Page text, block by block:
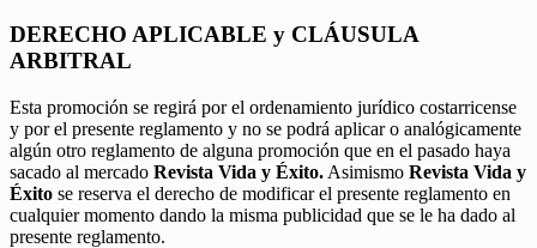
DERECHO APLICABLE y CLÁUSULA
ARBITRAL
Esta promoción se regirá por el ordenamiento jurídico costarricense
y por el presente reglamento y no se podrá aplicar o analógicamente
algún otro reglamento de alguna promoción que en el pasado haya
sacado al mercado Revista Vida y Éxito. Asimismo Revista Vida y
Éxito se reserva el derecho de modificar el presente reglamento en
cualquier momento dando la misma publicidad que se le ha dado al
presente reglamento.